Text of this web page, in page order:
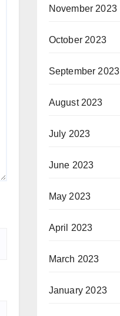
November 2023
October 2023
September 2023
August 2023
July 2023
June 2023
May 2023
April 2023
March 2023
January 2023